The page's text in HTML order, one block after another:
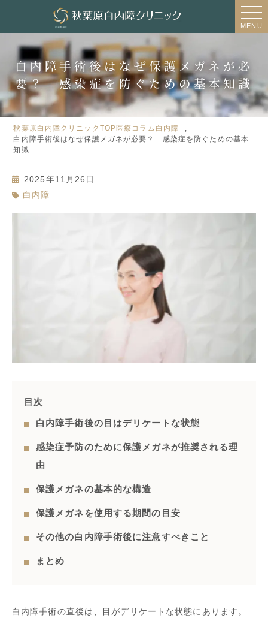
MENU
白内障手術後はなぜ保護メガネが必
要？ 感染症を防ぐための基本知識
秋葉原白内障クリニックTOP 医療コラム 白内障
白内障手術後はなぜ保護メガネが必要？ 感染症を防ぐための基本
知識
2025年11月26日
白内障
目次
白内障手術後の目はデリケートな状態
感染症予防のために保護メガネが推奨される理
由
保護メガネの基本的な構造
保護メガネを使用する期間の目安
その他の白内障手術後に注意すべきこと
まとめ
白内障手術の直後は、目がデリケートな状態にあります。